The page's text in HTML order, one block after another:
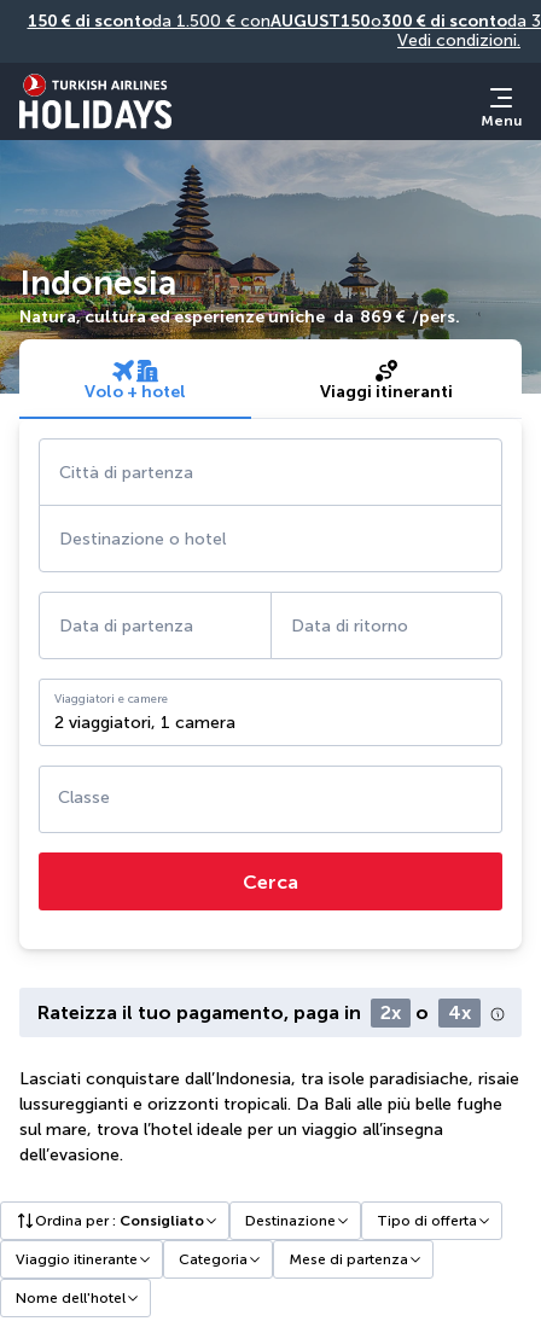
150 € di scontoda 1.500 € conAUGUST150o300 € di scontoda
Vedi condizioni.
Menu
Indonesia
Natura, cultura ed esperienze uniche da 869 € /pers.
Volo + hotel Viaggi itineranti
Città di partenza
Destinazione o hotel
Data di partenza Data di ritorno
Viaggiatori e camere
2 viaggiatori, 1 camera
Classe
Cerca
Rateizza il tuo pagamento, paga in 2x o 4x
Lasciati conquistare dall’Indonesia, tra isole paradisiache, risaie
lussureggianti e orizzonti tropicali. Da Bali alle più belle fughe
sul mare, trova l’hotel ideale per un viaggio all’insegna
dell’evasione.
Ordina per: Consigliato Destinazione Tipo di offerta
Viaggio itinerante Categoria Mese di partenza
Nome dell'hotel